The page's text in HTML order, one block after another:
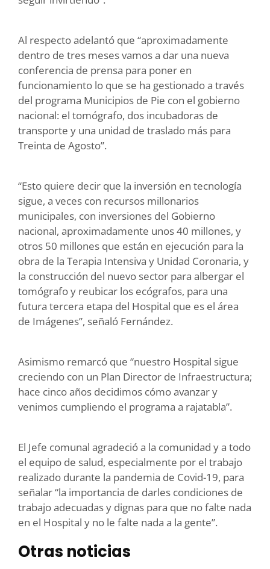
Al respecto adelantó que “aproximadamente
dentro de tres meses vamos a dar una nueva
conferencia de prensa para poner en
funcionamiento lo que se ha gestionado a través
del programa Municipios de Pie con el gobierno
nacional: el tomógrafo, dos incubadoras de
transporte y una unidad de traslado más para
Treinta de Agosto”.
“Esto quiere decir que la inversión en tecnología
sigue, a veces con recursos millonarios
municipales, con inversiones del Gobierno
nacional, aproximadamente unos 40 millones, y
otros 50 millones que están en ejecución para la
obra de la Terapia Intensiva y Unidad Coronaria, y
la construcción del nuevo sector para albergar el
tomógrafo y reubicar los ecógrafos, para una
futura tercera etapa del Hospital que es el área
de Imágenes”, señaló Fernández.
Asimismo remarcó que “nuestro Hospital sigue
creciendo con un Plan Director de Infraestructura;
hace cinco años decidimos cómo avanzar y
venimos cumpliendo el programa a rajatabla”.
El Jefe comunal agradeció a la comunidad y a todo
el equipo de salud, especialmente por el trabajo
realizado durante la pandemia de Covid-19, para
señalar “la importancia de darles condiciones de
trabajo adecuadas y dignas para que no falte nada
en el Hospital y no le falte nada a la gente”.
Otras noticias